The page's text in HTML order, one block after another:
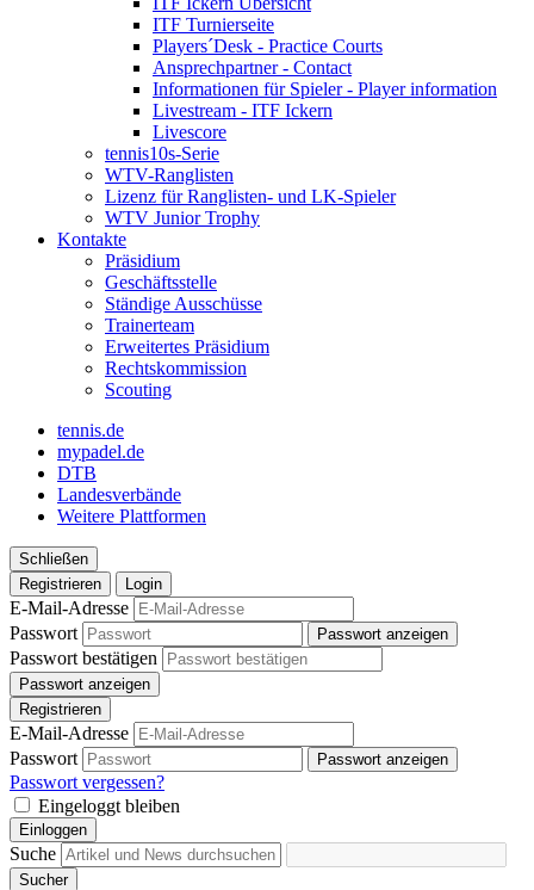
ITF Turnierseite
Players´Desk - Practice Courts
Ansprechpartner - Contact
Informationen für Spieler - Player information
Livestream - ITF Ickern
Livescore
tennis10s-Serie
WTV-Ranglisten
Lizenz für Ranglisten- und LK-Spieler
WTV Junior Trophy
Kontakte
Präsidium
Geschäftsstelle
Ständige Ausschüsse
Trainerteam
Erweitertes Präsidium
Rechtskommission
Scouting
tennis.de
mypadel.de
DTB
Landesverbände
Weitere Plattformen
Schließen
Registrieren
Login
E-Mail-Adresse
Passwort
Passwort anzeigen
Passwort bestätigen
Passwort anzeigen
Registrieren
E-Mail-Adresse
Passwort
Passwort anzeigen
Passwort vergessen?
Eingeloggt bleiben
Einloggen
Suche
Sucher